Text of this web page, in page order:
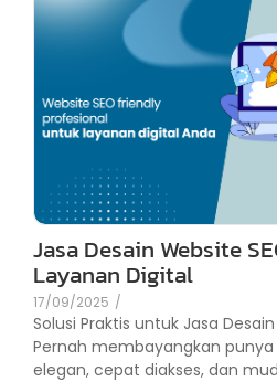
Jasa Desain Website
Layanan Digital
17/09/2025 /
Solusi Praktis untuk Jasa
Pernah membayangkan
elegan, cepat diakses, dan